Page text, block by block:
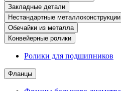
Закладные детали
Нестандартные металлоконструкции
Обечайки из металла
Конвейерные ролики
Ролики для подшипников
Фланцы